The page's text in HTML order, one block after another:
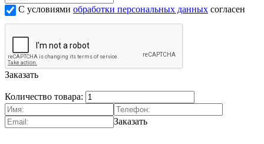
С условиями обработки персональных данных согласен
Заказать
Количество товара:
Заказать